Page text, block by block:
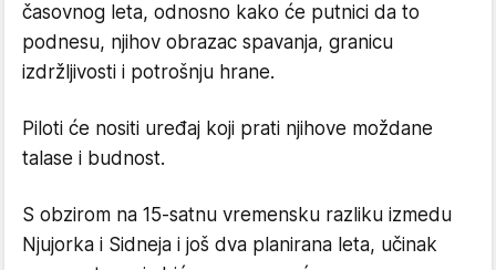
časovnog leta, odnosno kako će putnici da to
podnesu, njihov obrazac spavanja, granicu
izdržljivosti i potrošnju hrane.
Piloti će nositi uređaj koji prati njihove moždane
talase i budnost.
S obzirom na 15-satnu vremensku razliku izmedu
Njujorka i Sidneja i još dva planirana leta, učinak